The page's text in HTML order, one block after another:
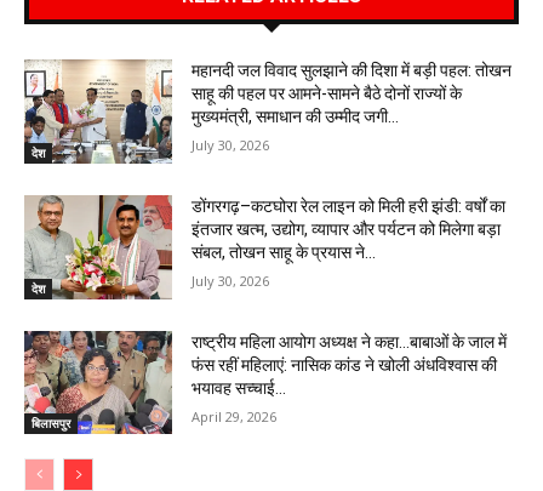
देश
महानदी जल विवाद सुलझाने की दिशा में बड़ी पहल: तोखन
साहू की पहल पर आमने-सामने बैठे दोनों राज्यों के
मुख्यमंत्री, समाधान की उम्मीद जगी…
July 30, 2026
देश
डोंगरगढ़–कटघोरा रेल लाइन को मिली हरी झंडी: वर्षों का
इंतजार खत्म, उद्योग, व्यापार और पर्यटन को मिलेगा बड़ा
संबल, तोखन साहू के प्रयास ने...
July 30, 2026
बिलासपुर
राष्ट्रीय महिला आयोग अध्यक्ष ने कहा…बाबाओं के जाल में
फंस रहीं महिलाएं: नासिक कांड ने खोली अंधविश्वास की
भयावह सच्चाई…
April 29, 2026